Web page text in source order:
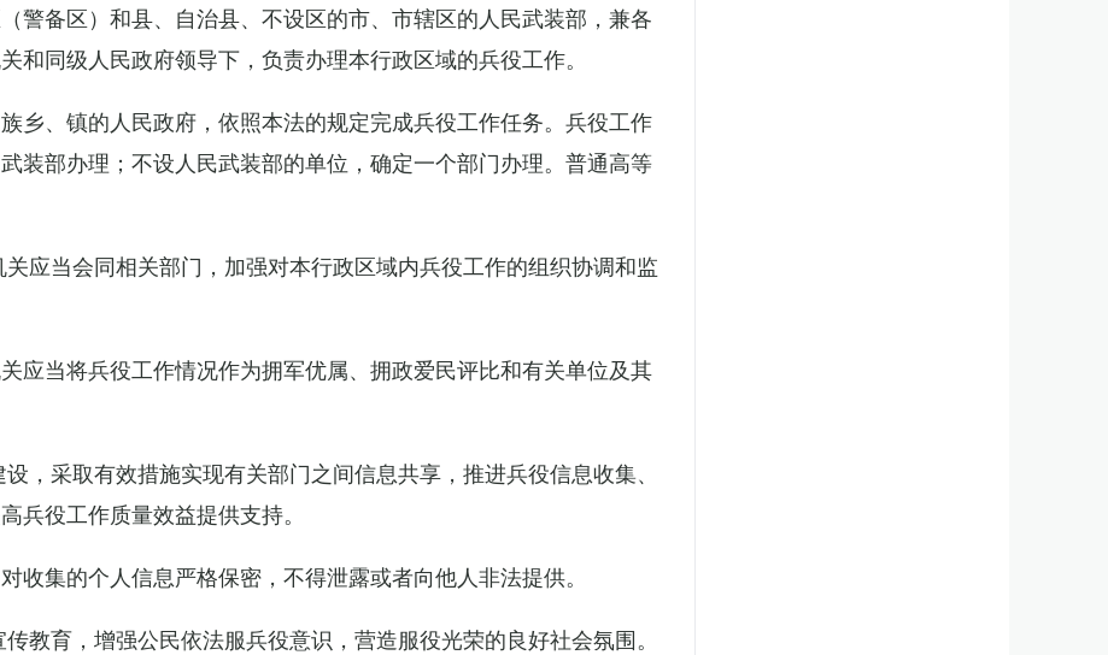
警备区）和县、自治县、不设区的市、市辖区的人民武装部，兼各
和同级人民政府领导下，负责办理本行政区域的兵役工作。
乡、镇的人民政府，依照本法的规定完成兵役工作任务。兵役工作
装部办理；不设人民武装部的单位，确定一个部门办理。普通高等
应当会同相关部门，加强对本行政区域内兵役工作的组织协调和监
应当将兵役工作情况作为拥军优属、拥政爱民评比和有关单位及其
，采取有效措施实现有关部门之间信息共享，推进兵役信息收集、
兵役工作质量效益提供支持。
收集的个人信息严格保密，不得泄露或者向他人非法提供。
教育，增强公民依法服兵役意识，营造服役光荣的良好社会氛围。